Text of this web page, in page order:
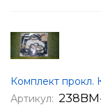
Комплект
Артикул: